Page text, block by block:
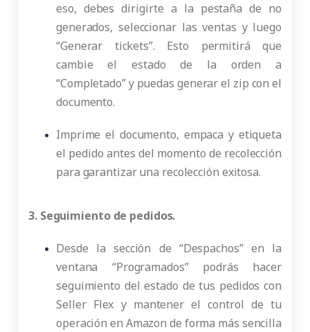
eso, debes dirigirte a la pestaña de no
generados, seleccionar las ventas y luego
“Generar tickets”. Esto permitirá que
cambie el estado de la orden a
“Completado” y puedas generar el zip con el
documento.
Imprime el documento, empaca y etiqueta
el pedido antes del momento de recolección
para garantizar una recolección exitosa.
3. Seguimiento de pedidos.
Desde la sección de “Despachos” en la
ventana “Programados” podrás hacer
seguimiento del estado de tus pedidos con
Seller Flex y mantener el control de tu
operación en Amazon de forma más sencilla